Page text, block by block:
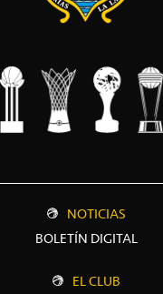
NOTICIAS
BOLETÍN DIGITAL
EL CLUB